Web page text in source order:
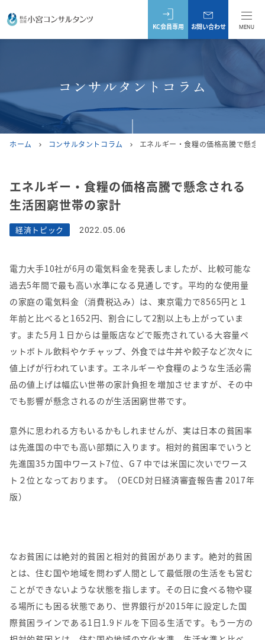
MENU
KC会員専用 お問い合わせ
コンサルタントコラム
ホーム chevron_right コンサルタントコラム chevron_right エネルギー・食糧の価格高騰で懸念
エネルギー・食糧の価格高騰で懸念される
生活困窮世帯の家計
経済トピック 2022.05.06
電力大手10社が6月の電気料金を発表しましたが、比較可能な
過去5年間で最も高い水準になる見通しです。平均的な使用量
の家庭の電気料金（消費税込み）は、東京電力で8565円と１
年前と比べると 1652円、割合にして2割以上も上がっていま
す。また5月１日からは量販店などで販売されている大容量ペ
ットボトル飲料やケチャップ、外食では牛丼や餃子など次々に
値上げが行われています。エネルギーや食糧のような生活必需
品の値上げは幅広い世帯の家計負担を増加させますが、その中
でも影響が懸念されるのが生活困窮世帯です。
意外に思われる方もいるかもしれませんが、実は日本の貧困率
は先進国の中でも高い部類に入ります。相対的貧困率でいうと
先進国35カ国中ワースト7位、 G ７中では米国に次いでワース
ト２位となっております。（OECD対日経済審査報告書 2017年
版）
なお貧困には絶対的貧困と相対的貧困があります。絶対的貧困
とは、住む国や地域を問わず人間として最低限の生活をも営む
ことができないような状態を指します。その日に食べる物や寝
る場所にも困る状態であり、世界銀行が2015年に設定した国
際貧困ラインである1 日 1.9 ドルを下回る生活です。もう一方の